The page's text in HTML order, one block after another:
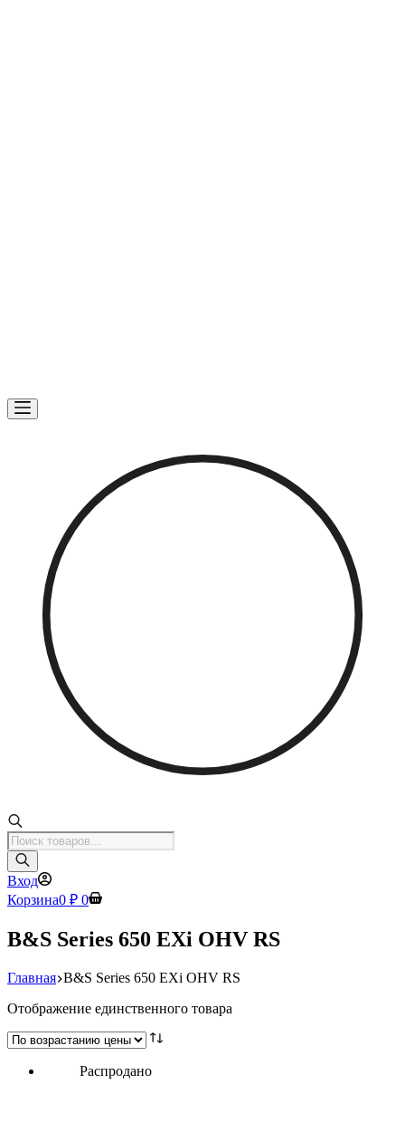
Поиск
товаров
Вход
Корзина0 ₽ 0
B&S Series 650 EXi OHV RS
Главная B&S Series 650 EXi OHV RS
Отображение единственного товара
Распродано